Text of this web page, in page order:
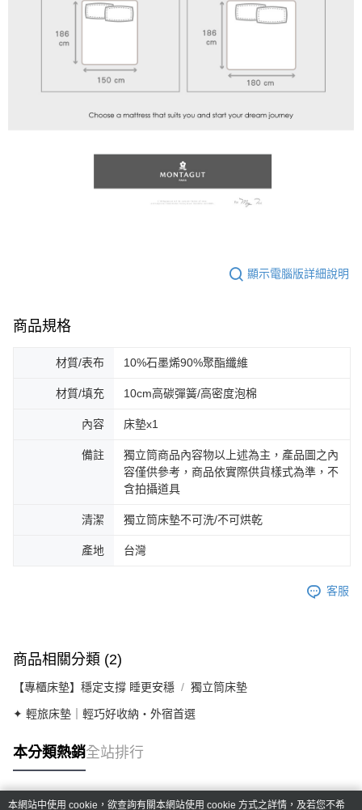
顯示電腦版詳細說明
商品規格
材質/表布 10%石墨烯90%聚酯纖維
材質/填充 10cm高碳彈簧/高密度泡棉
內容 床墊x1
備註
獨立筒商品內容物以上述為主，產品圖之內
容僅供參考，商品依實際供貨樣式為準，不
含拍攝道具
清潔 獨立筒床墊不可洗/不可烘乾
產地 台灣
客服
商品相關分類 (2)
【專櫃床墊】穩定支撐 睡更安穩 獨立筒床墊
✦ 輕旅床墊｜輕巧好收納・外宿首選
本分類熱銷全站排行
本網站中使用 cookie，欲查詢有關本網站使用 cookie 方式之詳情，及若您不希